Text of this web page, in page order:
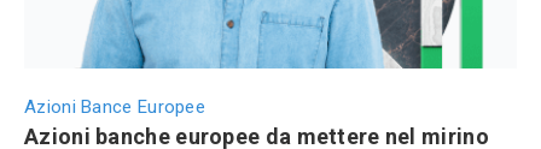
Azioni Bance Europee
Azioni banche europee da mettere nel mirino